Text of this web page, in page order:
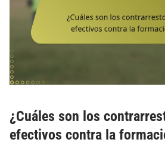
¿Cuáles son los
efectivos contra la